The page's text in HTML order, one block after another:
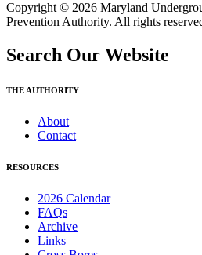
Copyright © 2026 Maryland
Prevention Authority. All rights
Search Our Website
THE AUTHORITY
About
Contact
RESOURCES
2026 Calendar
FAQs
Archive
Links